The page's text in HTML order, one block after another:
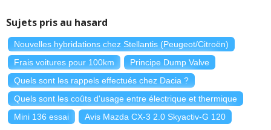
Sujets pris au hasard
Nouvelles hybridations chez Stellantis (Peugeot/Citroën)
Frais voitures pour 100km
Principe Dump Valve
Quels sont les rappels effectués chez Dacia ?
Quels sont les coûts d'usage entre électrique et thermique
Mini 136 essai
Avis Mazda CX-3 2.0 Skyactiv-G 120